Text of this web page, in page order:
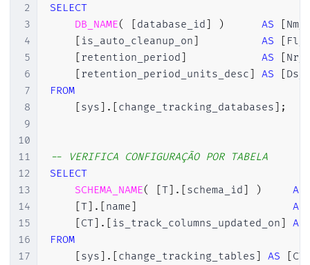
2
3
4
5
6
7
8
9
10
11
12
13
14
15
16
17
SELECT
DB_NAME( [database_id] ) AS [
[ is_auto_cleanup_on] AS [
[retention_period] AS [
[retention_period_units_desc] AS [
FROM
[sys] . [change_tracking_databases] ;
-- VERIFICA CONFIGURAÇÃO POR TABELA
SELECT
SCHEMA_NAME( [T] . [schema_id] )
AS
[T] . [name]
AS
[CT] . [ is_track_columns_updated_on]
AS
FROM
[sys] . [change_tracking_tables] AS [CT